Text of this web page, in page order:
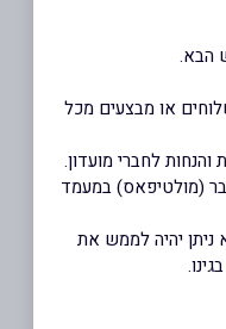
הבא.
או מבצעים מכל
לחברי מועדון.
(מולטיפאס) במעמד
יהיה לממש את